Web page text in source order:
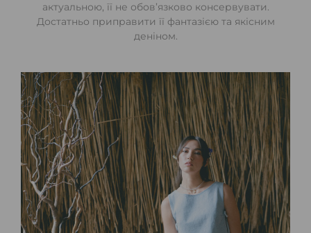
актуальною, її не обов’язково консервувати.
Достатньо приправити її фантазією та якісним
деніном.